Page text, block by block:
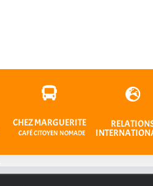
CHEZ MARGUERITE
CAFÉ CITOYEN NOMADE